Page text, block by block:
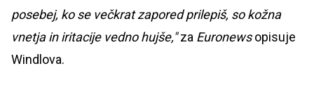
posebej, ko se večkrat zapored prilepiš, so kožna
vnetja in iritacije vedno hujše,"za Euronewsopisuje
Windlova.